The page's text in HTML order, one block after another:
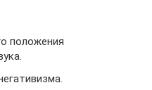
положения